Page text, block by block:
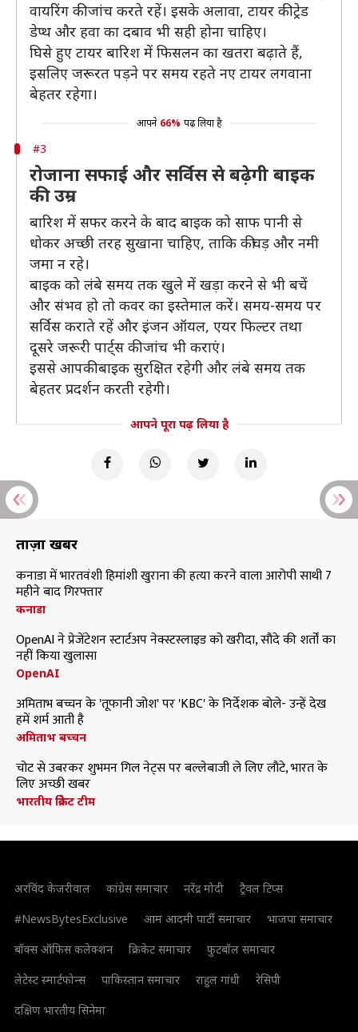
वायरिंग की जांच करते रहें। इसके अलावा, टायर की ट्रेड
डेप्थ और हवा का दबाव भी सही होना चाहिए।
घिसे हुए टायर बारिश में फिसलन का खतरा बढ़ाते हैं,
इसलिए जरूरत पड़ने पर समय रहते नए टायर लगवाना
बेहतर रहेगा।
आपने 66% पढ़ लिया है
#3
रोजाना सफाई और सर्विस से बढ़ेगी बाइक
की उम्र
बारिश में सफर करने के बाद बाइक को साफ पानी से
धोकर अच्छी तरह सुखाना चाहिए, ताकि कीचड़ और नमी
जमा न रहे।
बाइक को लंबे समय तक खुले में खड़ा करने से भी बचें
और संभव हो तो कवर का इस्तेमाल करें। समय-समय पर
सर्विस कराते रहें और इंजन ऑयल, एयर फिल्टर तथा
दूसरे जरूरी पार्ट्स की जांच भी कराएं।
इससे आपकी बाइक सुरक्षित रहेगी और लंबे समय तक
बेहतर प्रदर्शन करती रहेगी।
आपने पूरा पढ़ लिया है
ताज़ा खबरें
कनाडा में भारतवंशी हिमांशी खुराना की हत्या करने वाला आरोपी साथी 7
महीने बाद गिरफ्तार
कनाडा
OpenAI ने प्रेजेंटेशन स्टार्टअप नेक्स्टस्लाइड को खरीदा, सौदे की शर्तों का
नहीं किया खुलासा
OpenAI
अमिताभ बच्चन के 'तूफानी जोश' पर 'KBC' के निर्देशक बोले- उन्हें देख
हमें शर्म आती है
अमिताभ बच्चन
चोट से उबरकर शुभमन गिल नेट्स पर बल्लेबाजी ले लिए लौटे, भारत के
लिए अच्छी खबर
भारतीय क्रिकेट टीम
अरविंद केजरीवाल कांग्रेस समाचार नरेंद्र मोदी
ट्रैवल टिप्स
#NewsBytesExclusive
आम आदमी पार्टी समाचार
भाजपा समाचार
बॉक्स ऑफिस कलेक्शन
क्रिकेट समाचार
फुटबॉल समाचार
लेटेस्ट स्मार्टफोन्स
पाकिस्तान समाचार राहुल गांधी
रेसिपी
दक्षिण भारतीय सिनेमा